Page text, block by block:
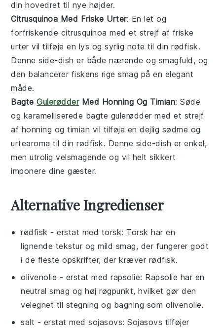
dinhovedret til nye højder.
Citrusquinoa Med Friske Urter: En let og
forfriskende citrusquinoa med et strejf af friske
urter vil tilføje en lys og syrlig note til dinrødfisk.
Denneside-dish er både nærende og smagfuld, og
den balancerer fiskens rige smag på en elegant
måde.
BagteGulerødderMed Honning Og Timian: Søde
og karamelliserede bagte gulerødder med et strejf
af honning ogtimian vil tilføje en dejlig sødme og
urtearoma til dinrødfisk. Denne side-dish er enkel,
men utrolig velsmagende og vil helt sikkert
imponere dine gæster.
Alternative Ingredienser
rødfisk - erstat med torsk: Torsk har en
lignende tekstur og mild smag, der fungerer godt
i de fleste opskrifter, der kræver rødfisk.
olivenolie - erstat medrapsolie: Rapsolie har en
neutral smag og høj røgpunkt, hvilket gør den
velegnet til stegning og bagning som olivenolie.
salt - erstat medsojasovs: Sojasovs tilføjer